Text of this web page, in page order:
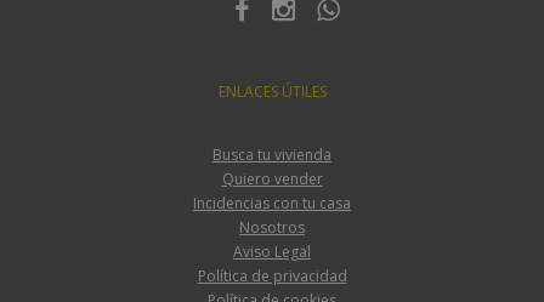
ENLACES ÚTILES
Busca tu vivienda
Quiero vender
Incidencias con tu casa
Nosotros
Aviso Legal
Política de privacidad